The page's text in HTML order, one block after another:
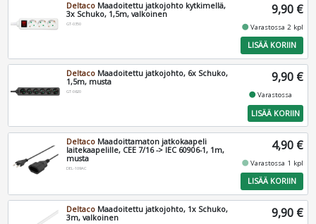
Deltaco Maadoitettu jatkojohto kytkimellä,
3x Schuko, 1,5m, valkoinen
GT-0350
9,90 €
fiber_manual_recordVarastossa 2 kpl
LISÄÄ KORIIN
Deltaco Maadoitettu jatkojohto, 6x Schuko,
1,5m, musta
GT-0620
9,90 €
fiber_manual_recordVarastossa
LISÄÄ KORIIN
Deltaco Maadoittamaton jatkokaapeli
laitekaapelille, CEE 7/16 -> IEC 60906-1, 1m,
musta
DEL-109AC
4,90 €
fiber_manual_recordVarastossa 1 kpl
LISÄÄ KORIIN
Deltaco Maadoitettu jatkojohto, 1x Schuko,
3m, valkoinen
9,90 €